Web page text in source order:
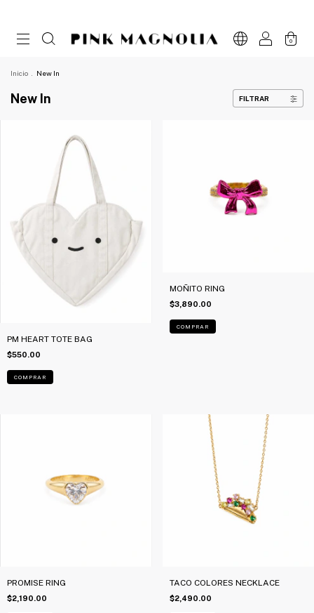
0
Inicio . New In
New In FILTRAR
PM HEART TOTE BAG
$550.00
MOÑITO RING
$3,890.00
COMPRAR
PROMISE RING
$2,190.00
TACO COLORES NECKLACE
$2,490.00